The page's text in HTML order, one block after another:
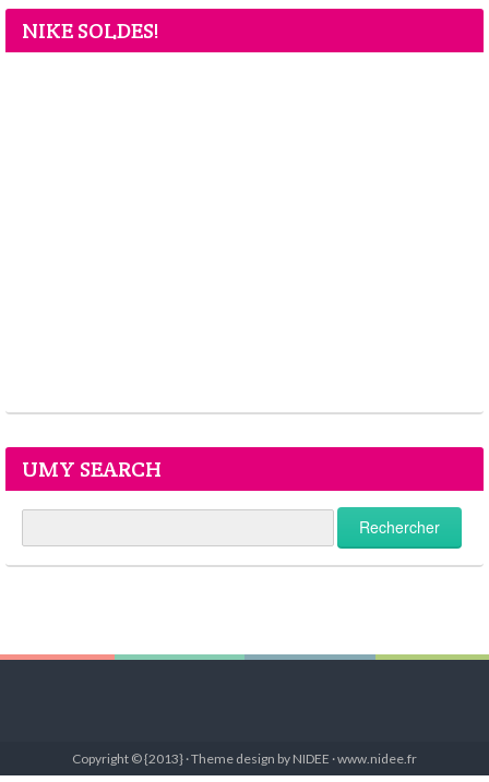
NIKE SOLDES!
UMY SEARCH
Copyright © {2013} · Theme design by NIDEE · www.nidee.fr